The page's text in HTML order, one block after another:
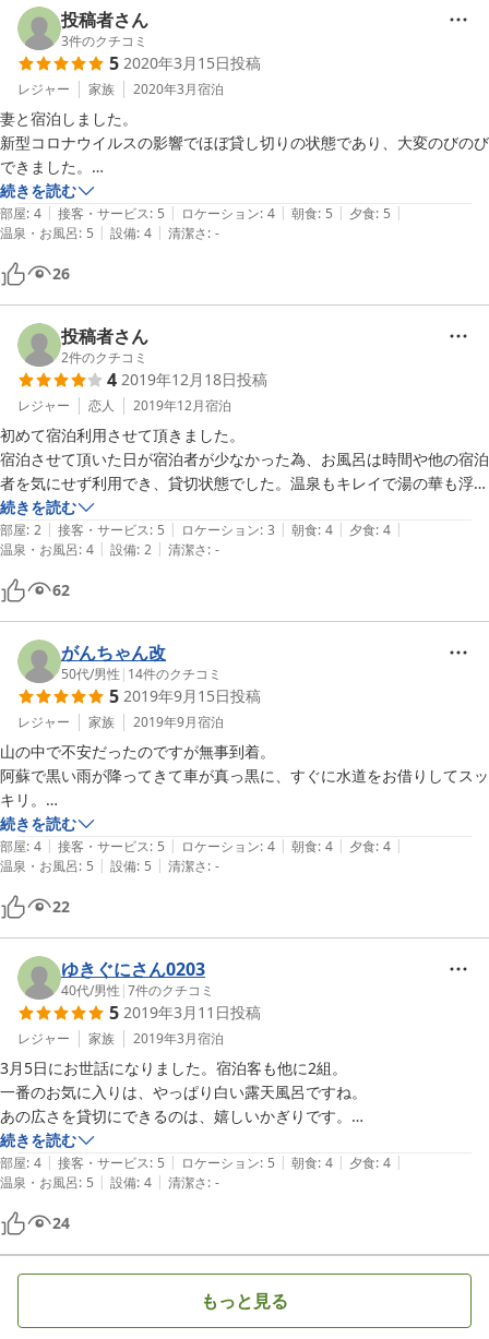
投稿者さん
3件のクチコミ
5 2020年3月15日投稿
レジャー 家族 2020年3月宿泊
妻と宿泊しました。
新型コロナウイルスの影響でほぼ貸し切りの状態であり、大変のびのび
できました。
温泉は噂どおりの硫酸塩泉でとても素晴らしく、湯ノ花の量が半端あり
ません。家族湯も24時間入り放題でした。
また食事も地元の食材を使い、内容・量とも申し分ありません。
機会があったらまた泊まりたいです。
続きを読む
部屋: 4 | 接客・サービス: 5 | ロケーション: 4 | 朝食: 5 | 夕食: 5 |
温泉・お風呂: 5 | 設備: 4 | 清潔さ: -
26
投稿者さん
2件のクチコミ
4 2019年12月18日投稿
レジャー 恋人 2019年12月宿泊
初めて宿泊利用させて頂きました。
宿泊させて頂いた日が宿泊者が少なかった為、お風呂は時間や他の宿泊
者を気にせず利用でき、貸切状態でした。温泉もキレイで湯の華も浮か
び、泉質もいい感じの様でした。露天を貸し切りで時間を気にせず利用
できるのはとても魅力的でした。
お食事も美味しく、量も適量でワンドリンクサービスがあったのも嬉し
かったです。
ただ建物が古く設備の充実さには欠けていた所もありました。露天風呂
はシャワーなし、部屋に冷蔵庫なし、部屋の洗面台は電気が点かず古い
タイプで汚れていました。個人的に剥製が好きでなかった為、旅館に飾
られている剥製の数々がちょっと嫌でした。
旅館を切り盛りされている女将さんは気さくで、社交的な笑顔溢れる優
しい感じのお喋り好きな方で、よくして頂きました。
続きを読む
部屋: 2 | 接客・サービス: 5 | ロケーション: 3 | 朝食: 4 | 夕食: 4 |
温泉・お風呂: 4 | 設備: 2 | 清潔さ: -
62
がんちゃん改
50代/男性 | 14件のクチコミ
5 2019年9月15日投稿
レジャー 家族 2019年9月宿泊
山の中で不安だったのですが無事到着。
阿蘇で黒い雨が降ってきて車が真っ黒に、すぐに水道をお借りしてスッ
キリ。
で、風呂に入ってもっとスッキリ。男ぶろ、貸切ぶろともに風情があり
いいお湯でした。
食事も細かなところで心遣いを感じました。女将さんお一人で頑張って
おられるようですが、無理をなさらず続けてて欲しいと思いました。
続きを読む
部屋: 4 | 接客・サービス: 5 | ロケーション: 4 | 朝食: 4 | 夕食: 4 |
温泉・お風呂: 5 | 設備: 5 | 清潔さ: -
22
ゆきぐにさん0203
40代/男性 |7件のクチコミ
5 2019年3月11日投稿
レジャー 家族 2019年3月宿泊
3月5日にお世話になりました。宿泊客も他に2組。
一番のお気に入りは、やっぱり白い露天風呂ですね。
あの広さを貸切にできるのは、嬉しいかぎりです。
食事のときは、おかみさんを交えて他の御客様方と交流も出来て楽しい
時間を過ごしました。
おかみさん1人で営業されてるみたいですが、後継者が居ると言う事で
続きを読む
部屋: 4 | 接客・サービス: 5 | ロケーション: 5 | 朝食: 4 | 夕食: 4 |
温泉・お風呂: 5 | 設備: 4 | 清潔さ: -
24
もっと見る